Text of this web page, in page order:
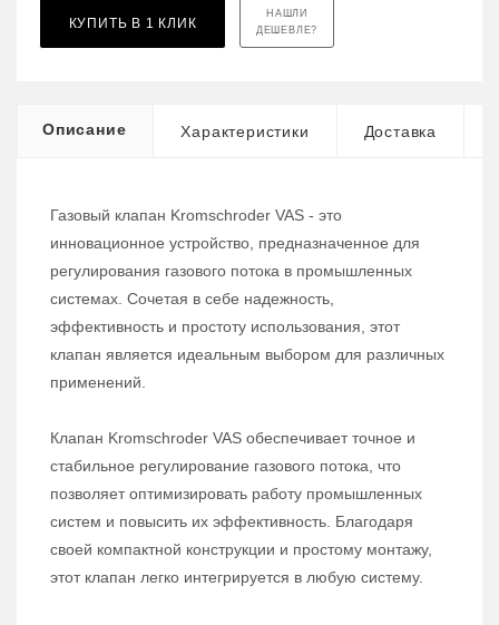
КУПИТЬ В 1 КЛИК
НАШЛИ
ДЕШЕВЛЕ?
Описание Характеристики Доставка
Газовый клапан Kromschroder VAS - это
инновационное устройство, предназначенное для
регулирования газового потока в промышленных
системах. Сочетая в себе надежность,
эффективность и простоту использования, этот
клапан является идеальным выбором для различных
применений.
Клапан Kromschroder VAS обеспечивает точное и
стабильное регулирование газового потока, что
позволяет оптимизировать работу промышленных
систем и повысить их эффективность. Благодаря
своей компактной конструкции и простому монтажу,
этот клапан легко интегрируется в любую систему.